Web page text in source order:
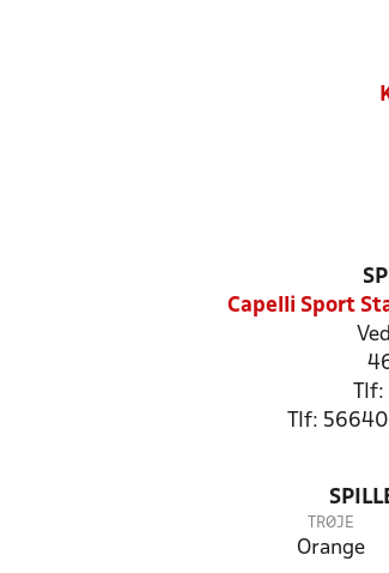
Capelli Sport
Tlf:
TRØJE
Orange